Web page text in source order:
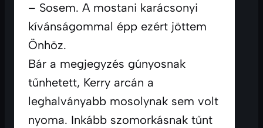
– Sosem. A mostani karácsonyi
kívánságommal épp ezért jöttem
Önhöz.
Bár a megjegyzés gúnyosnak
tűnhetett, Kerry arcán a
leghalványabb mosolynak sem volt
nyoma. Inkább szomorkásnak tűnt